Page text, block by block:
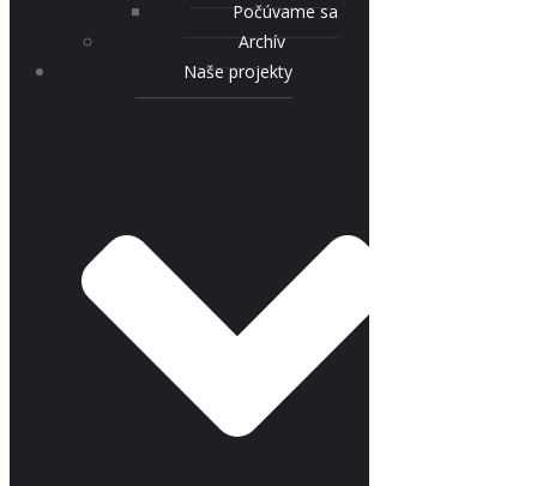
Počúvame sa
Archív
Naše projekty